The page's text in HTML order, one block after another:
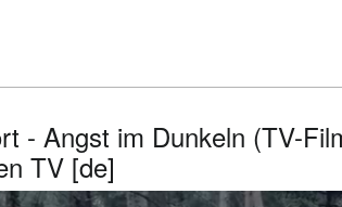
- Angst im Dunkeln (TV-
TV [de]